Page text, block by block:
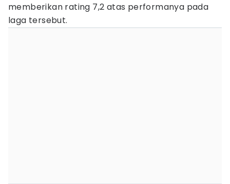
memberikan rating 7,2 atas performanya pada
laga tersebut.